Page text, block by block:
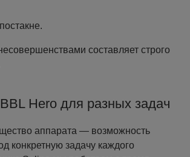
составляет строго
Hero для разных задач
аппарата — возможность
конкретную задачу каждого